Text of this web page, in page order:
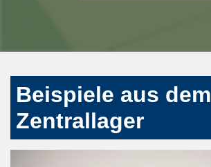
Beispiele aus dem
Zentrallager